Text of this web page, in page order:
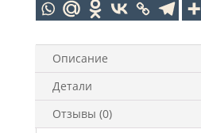
Описание
Детали
Отзывы (0)